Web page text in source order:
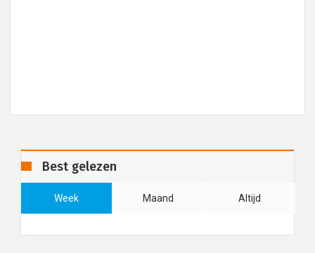
Best gelezen
Week Maand Altijd